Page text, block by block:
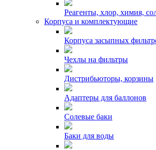
Реагенты, хлор, химия,
Корпуса и комплектующие
Корпуса засыпных
Чехлы на фильтры
Дистрибьюторы, корзины
Адаптеры для баллонов
Солевые баки
Баки для воды